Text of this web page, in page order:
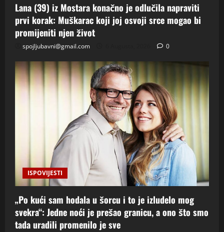
Lana (39) iz Mostara konačno je odlučila napraviti
prvi korak: Muškarac koji joj osvoji srce mogao bi
promijeniti njen život
spojljubavni@gmail.com 0
ISPOVIJESTI
„Po kući sam hodala u šorcu i to je izludelo mog
svekra“: Jedne noći je prešao granicu, a ono što smo
tada uradili promenilo je sve